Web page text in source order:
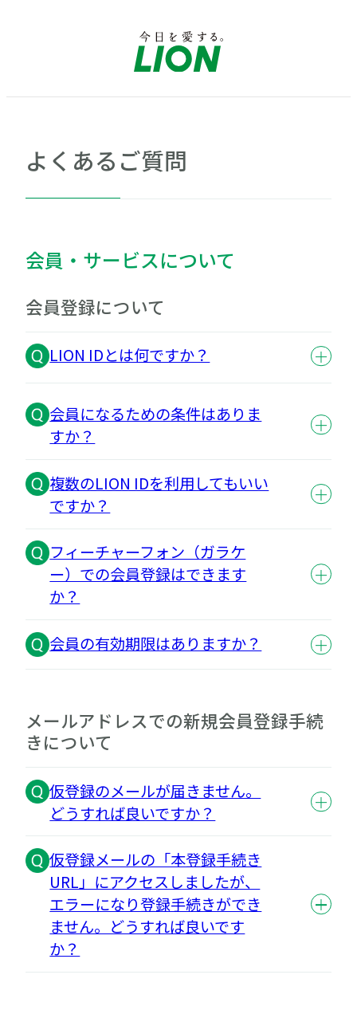
よくあるご質問
会員・サービスについて
会員登録について
LION IDとは何ですか？
会員になるための条件はありま
すか？
複数のLION IDを利用してもいい
ですか？
フィーチャーフォン（ガラケ
ー）での会員登録はできます
か？
会員の有効期限はありますか？
メールアドレスでの新規会員登録手続
きについて
仮登録のメールが届きません。
どうすれば良いですか？
仮登録メールの「本登録手続き
URL」にアクセスしましたが、
エラーになり登録手続きができ
ません。どうすれば良いです
か？